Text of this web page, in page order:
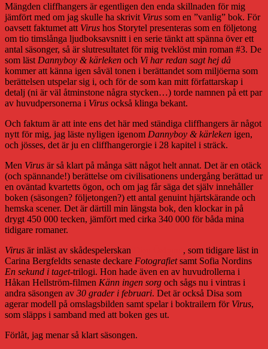
Mängden cliffhangers är egentligen den enda skillnaden för mig
jämfört med om jag skulle ha skrivit Virus som en ”vanlig” bok. För
oavsett faktumet att Virus hos Storytel presenteras som en följetong
om tio timslånga ljudboksavsnitt i en serie tänkt att spänna över ett
antal säsonger, så är slutresultatet för mig tveklöst min roman #3. De
som läst Dannyboy & kärleken och Vi har redan sagt hej då
kommer att känna igen såväl tonen i berättandet som miljöerna som
berättelsen utspelar sig i, och för de som kan mitt författarskap i
detalj (ni är väl åtminstone några stycken…) torde namnen på ett par
av huvudpersonerna i Virus också klinga bekant.
Och faktum är att inte ens det här med ständiga cliffhangers är något
nytt för mig, jag läste nyligen igenom Dannyboy & kärleken igen,
och jösses, det är ju en cliffhangerorgie i 28 kapitel i sträck.
Men Virus är så klart på många sätt något helt annat. Det är en otäck
(och spännande!) berättelse om civilisationens undergång berättad ur
en oväntad kvartetts ögon, och om jag får säga det själv innehåller
boken (säsongen? följetongen?) ett antal genuint hjärtskärande och
hemska scener. Det är därtill min längsta bok, den klockar in på
drygt 450 000 tecken, jämfört med cirka 340 000 för båda mina
tidigare romaner.
Virus är inläst av skådespelerskan
, som tidigare läst in
Carina Bergfeldts senaste deckare Fotografietsamt Sofia Nordins
En sekund i taget-trilogi. Hon hade även en av huvudrollerna i
Håkan Hellström-filmen Känn ingen sorg och sågs nu i vintras i
andra säsongen av 30 grader i februari. Det är också Disa som
agerar modell på omslagsbilden samt spelar i boktrailern för Virus,
som släpps i samband med att boken ges ut.
Förlåt, jag menar så klart säsongen.